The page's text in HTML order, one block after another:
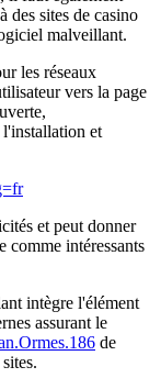
des sites de casino
malveillant.
les réseaux
vers la page
et
et peut donner
comme intéressants
intègre l'élément
assurant le
de